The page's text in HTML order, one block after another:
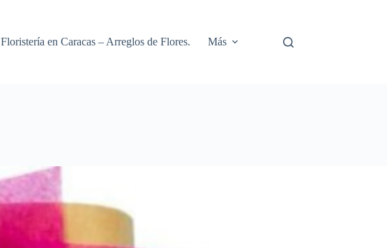
Floristería en Caracas – Arreglos de Flores. Más